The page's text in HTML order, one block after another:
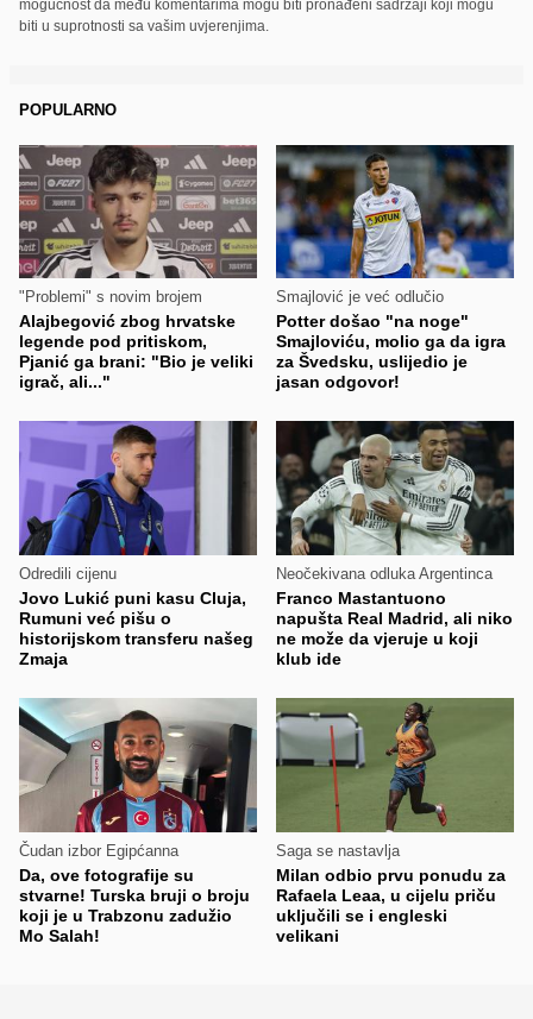
mogućnost da među komentarima mogu biti pronađeni sadržaji koji mogu
biti u suprotnosti sa vašim uvjerenjima.
POPULARNO
"Problemi" s novim brojem
Alajbegović zbog hrvatske
legende pod pritiskom,
Pjanić ga brani: "Bio je veliki
igrač, ali..."
Smajlović je već odlučio
Potter došao "na noge"
Smajloviću, molio ga da igra
za Švedsku, uslijedio je
jasan odgovor!
Odredili cijenu
Jovo Lukić puni kasu Cluja,
Rumuni već pišu o
historijskom transferu našeg
Zmaja
Neočekivana odluka Argentinca
Franco Mastantuono
napušta Real Madrid, ali niko
ne može da vjeruje u koji
klub ide
Čudan izbor Egipćanna
Da, ove fotografije su
stvarne! Turska bruji o broju
koji je u Trabzonu zadužio
Mo Salah!
Saga se nastavlja
Milan odbio prvu ponudu za
Rafaela Leaa, u cijelu priču
uključili se i engleski
velikani